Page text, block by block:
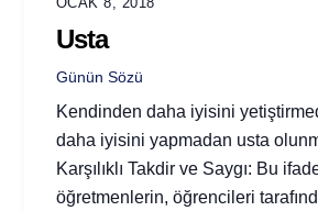
Usta
Günün Sözü
Kendinden daha iyisini
daha iyisini yapmadan usta
Karşılıklı Takdir ve Saygı: Bu
öğretmenlerin, öğrencileri